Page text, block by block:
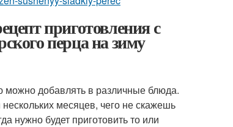
приготовления с
перца на зиму
можно добавлять в различные блюда.
месяцев, чего не скажешь
нужно будет приготовить то или